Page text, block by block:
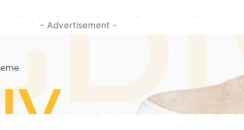
- Advertisement -